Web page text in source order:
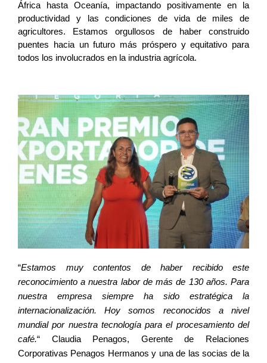
África hasta Oceanía, impactando positivamente en la
productividad y las condiciones de vida de miles de
agricultores. Estamos orgullosos de haber construido
puentes hacia un futuro más próspero y equitativo para
todos los involucrados en la industria agrícola.
“Estamos muy contentos de haber recibido este
reconocimiento a nuestra labor de más de 130 años. Para
nuestra empresa siempre ha sido estratégica la
internacionalización. Hoy somos reconocidos a nivel
mundial por nuestra tecnología para el procesamiento del
café.“ Claudia Penagos, Gerente de Relaciones
Corporativas Penagos Hermanos y una de las socias de la